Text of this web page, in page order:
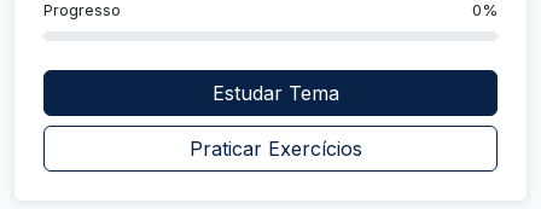
Progresso
0%
Estudar Tema
Praticar Exercícios